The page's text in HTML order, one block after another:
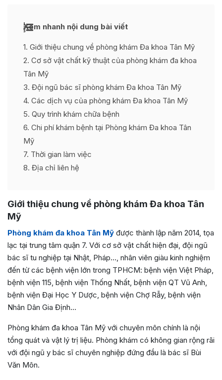
Xem nhanh nội dung bài viết
1 Giới thiệu chung về phòng khám Đa khoa Tân Mỹ
2 Cơ sở vật chất kỹ thuật của phòng khám đa khoa
Tân Mỹ
3 Đội ngũ bác sĩ phòng khám Đa khoa Tân Mỹ
4 Các dịch vụ của phòng khám Đa khoa Tân Mỹ
5 Quy trình khám chữa bệnh
6 Chi phí khám bệnh tại Phòng khám Đa khoa Tân
Mỹ
7 Thời gian làm việc
8 Địa chỉ liên hệ
Giới thiệu chung về phòng khám Đa khoa Tân
Mỹ
Phòng khám đa khoa Tân Mỹ được thành lập năm 2014, tọa
lạc tại trung tâm quận 7. Với cơ sở vật chất hiện đại, đội ngũ
bác sĩ tu nghiệp tại Nhật, Pháp…, nhân viên giàu kinh nghiệm
đến từ các bệnh viện lớn trong TPHCM: bệnh viện Việt Pháp,
bệnh viện 115, bệnh viện Thống Nhất, bệnh viện QT Vũ Anh,
bệnh viện Đại Học Y Dược, bệnh viện Chợ Rẫy, bệnh viện
Nhân Dân Gia Định…
Phòng khám đa khoa Tân Mỹ với chuyên môn chính là nội
tổng quát và vật lý trị liệu. Phòng khám có không gian rộng rãi
với đội ngũ y bác sĩ chuyên nghiệp đứng đầu là bác sĩ Bùi
Văn Môn.